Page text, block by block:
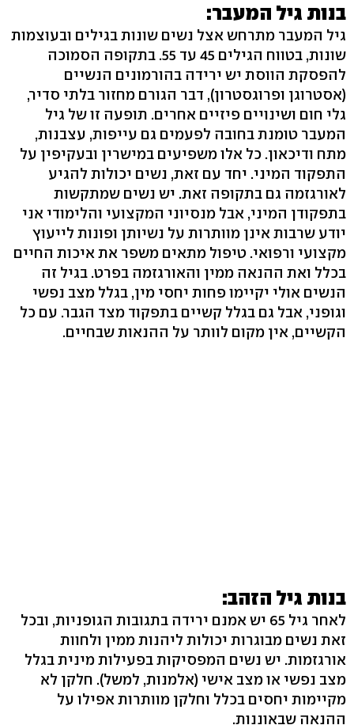
בנות גיל המעבר:
גיל המעבר מתרחש אצל נשים שונות בגילים ובעוצמות
שונות, בטווח הגילים 45 עד 55. בתקופה הסמוכה
להפסקת הווסת יש ירידה בהורמונים הנשיים
(אסטרוגן ופרוגסטרון), דבר הגורם מחזור בלתי סדיר,
גלי חום ושינויים פיזיים אחרים. תופעה זו של גיל
המעבר טומנת בחובה לפעמים גם עייפות, עצבנות,
מתח ודיכאון. כל אלו משפיעים במישרין ובעקיפין על
התפקוד המיני. יחד עם זאת, נשים יכולות להגיע
לאורגזמה גם בתקופה זאת. יש נשים שמתקשות
בתפקודן המיני, אבל מנסיוני המקצועי והלימודי אני
יודע שרבות אינן מוותרות על נשיותן ופונות לייעוץ
מקצועי ורפואי. טיפול מתאים משפר את איכות החיים
בכלל ואת ההנאה ממין והאורגזמה בפרט. בגיל זה
הנשים אולי יקיימו פחות יחסי מין, בגלל מצב נפשי
וגופני, אבל גם בגלל קשיים בתפקוד מצד הגבר. עם כל
הקשיים, אין מקום לוותר על ההנאות שבחיים.
בנות גיל הזהב:
לאחר גיל 65 יש אמנם ירידה בתגובות הגופניות, ובכל
זאת נשים מבוגרות יכולות ליהנות ממין ולחוות
אורגזמות. יש נשים המפסיקות בפעילות מינית בגלל
מצב נפשי או מצב אישי (אלמנות, למשל). חלקן לא
מקיימות יחסים בכלל וחלקן מוותרות אפילו על
ההנאה שבאוננות.